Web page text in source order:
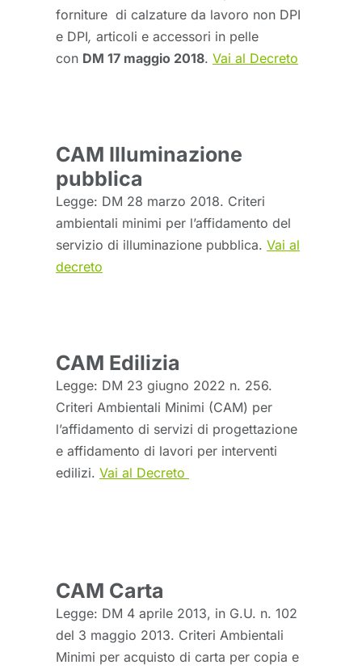
forniture di calzature da lavoro non DPI
e DPI, articoli e accessori in pelle
con DM 17 maggio 2018. Vai al Decreto
CAM Illuminazione
pubblica
Legge: DM 28 marzo 2018. Criteri
ambientali minimi per l’affidamento del
servizio di illuminazione pubblica. Vai al
decreto
CAM Edilizia
Legge: DM 23 giugno 2022 n. 256.
Criteri Ambientali Minimi (CAM) per
l’affidamento di servizi di progettazione
e affidamento di lavori per interventi
edilizi. Vai al Decreto
CAM Carta
Legge: DM 4 aprile 2013, in G.U. n. 102
del 3 maggio 2013. Criteri Ambientali
Minimi per acquisto di carta per copia e